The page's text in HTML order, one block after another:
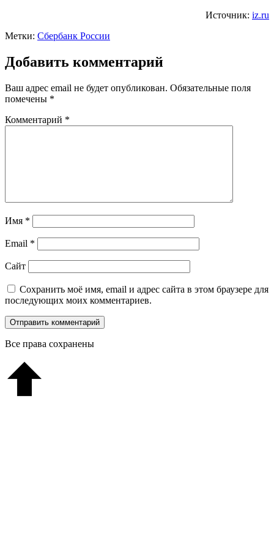
Источник: iz.ru
Метки: Сбербанк России
Добавить комментарий
Ваш адрес email не будет опубликован. Обязательные поля
помечены *
Комментарий *
Имя *
Email *
Сайт
Сохранить моё имя, email и адрес сайта в этом браузере для
последующих моих комментариев.
Все права сохранены